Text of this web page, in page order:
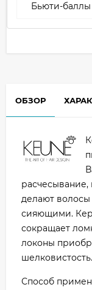
Бьюти-баллы
ОБЗОР
расчесывание,
делают
сияющими.
сокращает
локоны
шелковистость.
Способ